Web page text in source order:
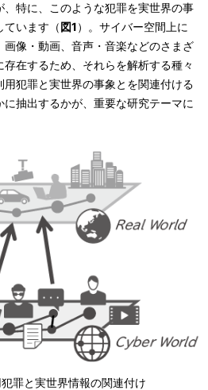
特に、このような犯罪を実世界の事
ています（図1）。サイバー空間上に
像・動画、音声・音楽などのさまざ
在するため、それらを解析する種々
犯罪と実世界の事象とを関連付ける
抽出するかが、重要な研究テーマに
罪と実世界情報の関連付け